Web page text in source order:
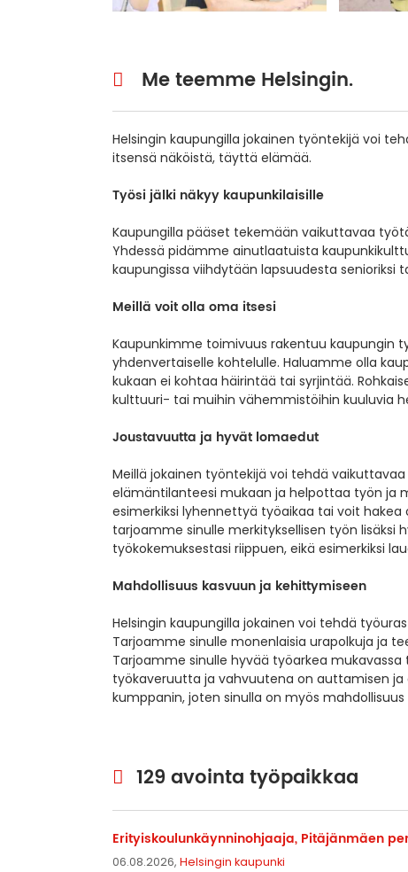
129 avointa työpaikkaa
Erityiskoulunkäynninohjaaja, Pitäjänmäen
06.08.2026, Helsingin kaupunki
Me teemme Helsingin.
Helsingin kaupungilla jokainen työntekijä voi
itsensä näköistä, täyttä elämää.
Työsi jälki näkyy kaupunkilaisille
Kaupungilla pääset tekemään vaikuttavaa
Yhdessä pidämme ainutlaatuista
kaupungissa viihdytään lapsuudesta senioriksi
Meillä voit olla oma itsesi
Kaupunkimme toimivuus rakentuu kaupungin
yhdenvertaiselle kohtelulle. Haluamme olla
kukaan ei kohtaa häirintää tai syrjintää.
kulttuuri- tai muihin vähemmistöihin kuuluvia
Joustavuutta ja hyvät lomaedut
Meillä jokainen työntekijä voi tehdä
elämäntilanteesi mukaan ja helpottaa työn ja
esimerkiksi lyhennettyä työaikaa tai voit
tarjoamme sinulle merkityksellisen työn lisäksi
työkokemuksestasi riippuen, eikä esimerkiksi
Mahdollisuus kasvuun ja kehittymiseen
Helsingin kaupungilla jokainen voi tehdä
Tarjoamme sinulle monenlaisia urapolkuja ja
Tarjoamme sinulle hyvää työarkea
työkaveruutta ja vahvuutena on auttamisen ja
kumppanin, joten sinulla on myös